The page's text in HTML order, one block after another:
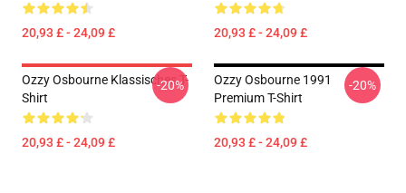
20,93 £ - 24,09 £ 20,93 £ - 24,09 £
Ozzy Osbourne Klassisches T-
Shirt
20,93 £ - 24,09 £
-20%
Ozzy Osbourne 1991
Premium T-Shirt
20,93 £ - 24,09 £
-20%